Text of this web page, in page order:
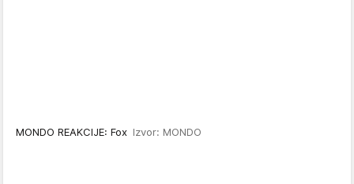
MONDO REAKCIJE: Fox Izvor: MONDO